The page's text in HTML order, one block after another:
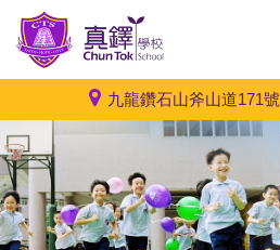
九龍鑽石山斧山道171號